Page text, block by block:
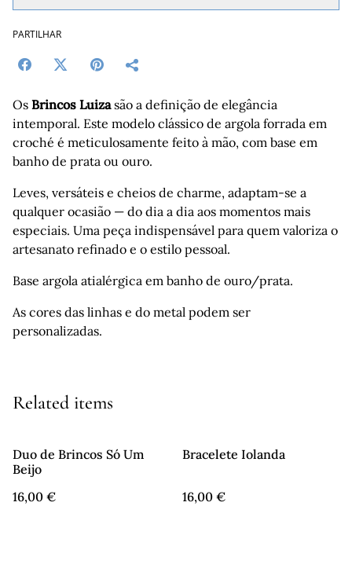
PARTILHAR
Os Brincos Luizasão a definição de elegância
intemporal. Este modelo clássico de argola forrada em
croché é meticulosamente feito à mão, com base em
banho de prata ou ouro.
Leves, versáteis e cheios de charme, adaptam-se a
qualquer ocasião — do dia a dia aos momentos mais
especiais. Uma peça indispensável para quem valoriza o
artesanato refinado e o estilo pessoal.
Base argola atialérgica em banho de ouro/prata.
As cores das linhas e do metal podem ser
personalizadas.
Related items
Duo de Brincos Só Um
Beijo
16,00 €
Bracelete Iolanda
16,00 €